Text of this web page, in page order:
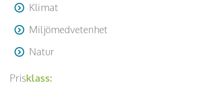
Klimat
Miljömedvetenhet
Natur
Prisklass: